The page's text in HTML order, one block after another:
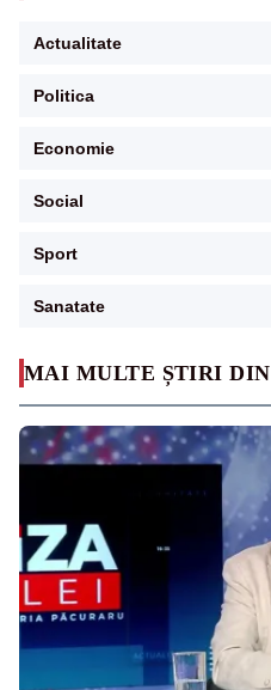
MAI MULTE ȘTIRI DIN
Actualitate
Politica
Economie
Social
Sport
Sanatate